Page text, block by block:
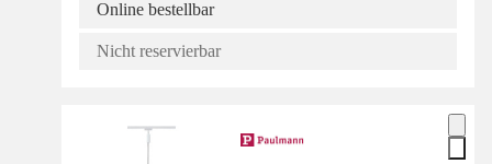
Online bestellbar
Nicht reservierbar